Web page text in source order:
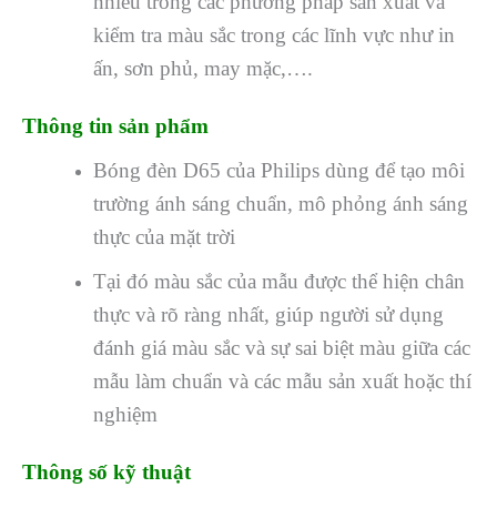
kiểm tra màu sắc trong các lĩnh vực như in
ấn, sơn phủ, may mặc,….
Thông tin sản phẩm
Bóng đèn D65 của Philips dùng để tạo môi
trường ánh sáng chuẩn, mô phỏng ánh sáng
thực của mặt trời
Tại đó màu sắc của mẫu được thể hiện chân
thực và rõ ràng nhất, giúp người sử dụng
đánh giá màu sắc và sự sai biệt màu giữa các
mẫu làm chuẩn và các mẫu sản xuất hoặc thí
nghiệm
Thông số kỹ thuật